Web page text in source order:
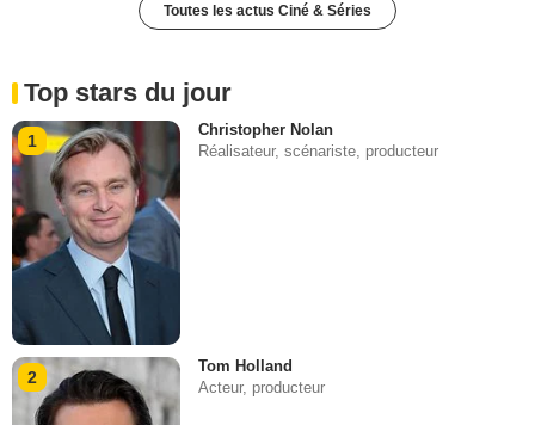
Toutes les actus Ciné & Séries
Top stars du jour
1
Christopher Nolan
Réalisateur, scénariste, producteur
2
Tom Holland
Acteur, producteur